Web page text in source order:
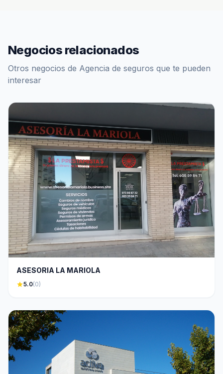
Negocios relacionados
Otros negocios de Agencia de seguros que te pueden
interesar
ASESORIA LA MARIOLA
star5.0(0)